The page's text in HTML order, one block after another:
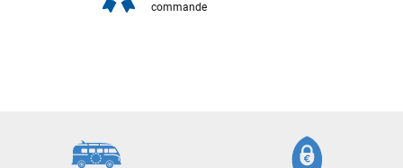
commande
avec moi les caractéristiques des équipements, me conseiller
sur le matériel à choisir, et m’a même offert du matériel en